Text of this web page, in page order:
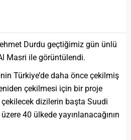
Durdu geçtiğimiz gün ünlü
Masri ile görüntülendi.
Türkiye’de daha önce çekilmiş
çekilmesi için bir proje
çekilecek dizilerin başta Suudi
40 ülkede yayınlanacağının